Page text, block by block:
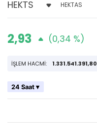
HEKTAS
2,93 (0,34 %)
İŞLEM HACMİ: 1.331.541.391,80
24 Saat ▾